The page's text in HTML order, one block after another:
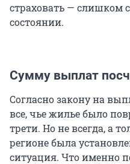
страховать — слишком
состоянии.
Сумму выплат
Согласно закону на
все, чье жилье было
трети. Но не всегда, а
регионе была
ситуация. Что именно